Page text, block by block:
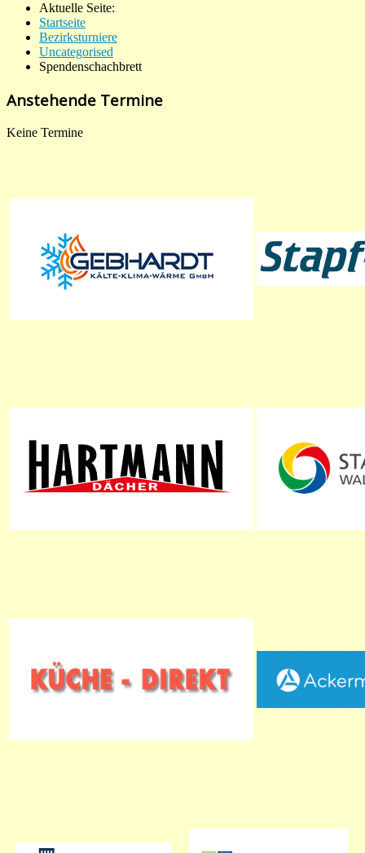
Aktuelle Seite:
Startseite
Bezirksturniere
Uncategorised
Spendenschachbrett
Anstehende Termine
Keine Termine